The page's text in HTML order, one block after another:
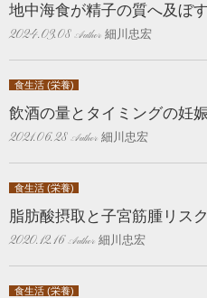
地中海食が精子の質へ及ぼ
2024.03.08 細川忠宏
食生活 (栄養)
飲酒の量とタイミングの妊
2021.06.28 細川忠宏
食生活 (栄養)
脂肪酸摂取と子宮筋腫リス
2020.12.16 細川忠宏
食生活 (栄養)